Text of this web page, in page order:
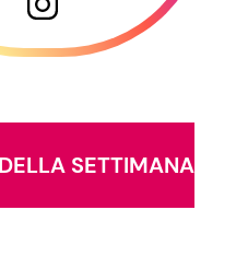
SETTIMANA